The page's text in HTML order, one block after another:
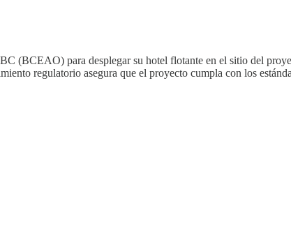
para desplegar su hotel flotante en el sitio del
regulatorio asegura que el proyecto cumpla con los